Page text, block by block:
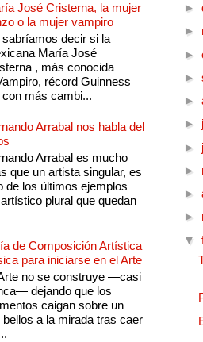
José Cristerna, la mujer
o la mujer vampiro
sabríamos decir si la
María José
, más conocida
récord Guinness
más cambi...
Arrabal nos habla del
Arrabal es mucho
que un artista singular, es
de los últimos ejemplos
plural que quedan
de Composición Artística
para iniciarse en el Arte
no se construye —casi
dejando que los
caigan sobre un
a la mirada tras caer
►
►
►
►
►
►
►
►
►
►
▼